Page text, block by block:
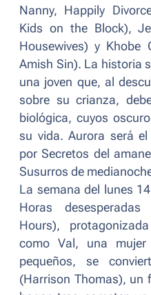
Nanny, Happily
Kids on the Block),
Housewives) y Khobe
Amish Sin). La historia
una joven que, al
sobre su crianza,
biológica, cuyos
su vida. Aurora será
por Secretos del
Susurros de
La semana del lunes
Horas desesperadas
Hours),
como Val, una
pequeños, se
(Harrison Thomas), un